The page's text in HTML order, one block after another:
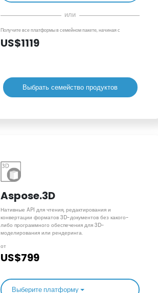
или
Получите все платформы в семейном пакете, начиная с
US$1119
Выбрать семейство продуктов
Aspose.3D
Нативные API для чтения, редактирования и
конвертации форматов 3D-документов без какого-
либо программного обеспечения для 3D-
моделирования или рендеринга.
от
US$799
Выберите платформу